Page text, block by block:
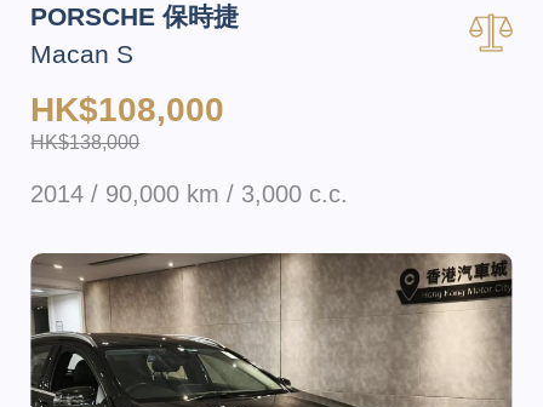
PORSCHE 保時捷
Macan S
HK$108,000
HK$138,000
2014 / 90,000 km / 3,000 c.c.